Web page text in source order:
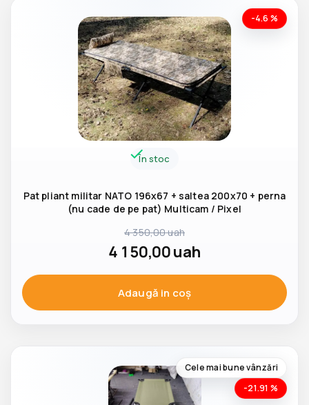
-4.6 %
În stoc
Pat pliant militar NATO 196x67 + saltea 200x70 + perna
(nu cade de pe pat) Multicam / Pixel
4 350,00uah
4 150,00uah
Adaugă in coş
Cele mai bune vânzări
-21.91 %